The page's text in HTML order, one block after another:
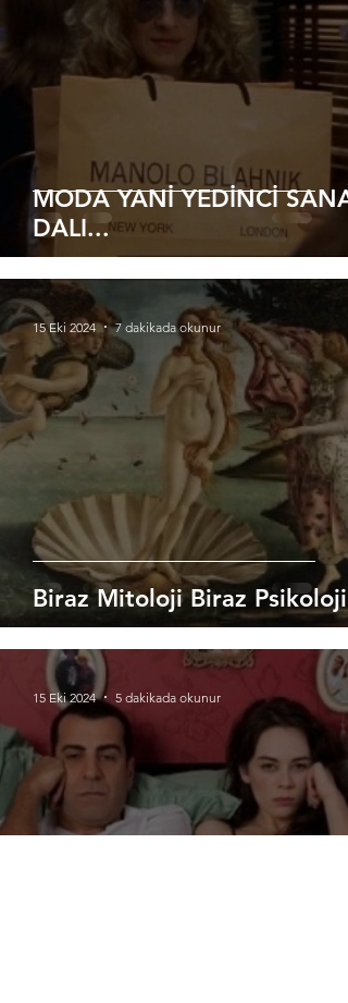
MODA YANİ YEDİNCİ
DALI...
Biraz Mitoloji Biraz Psikoloji
15 Eki 2024 7 dakikada okunur
15 Eki 2024 5 dakikada okunur